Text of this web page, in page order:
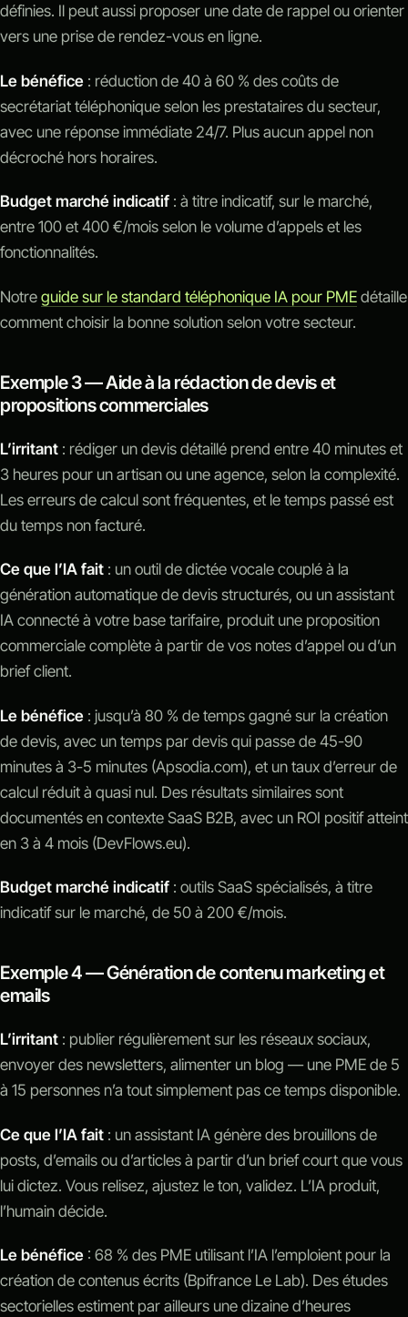
définies. Il peut aussi proposer une date de rappel ou orienter
vers une prise de rendez-vous en ligne.
Le bénéfice : réduction de 40 à 60 % des coûts de
secrétariat téléphonique selon les prestataires du secteur,
avec une réponse immédiate 24/7. Plus aucun appel non
décroché hors horaires.
Budget marché indicatif : à titre indicatif, sur le marché,
entre 100 et 400 €/mois selon le volume d’appels et les
fonctionnalités.
Notreguide sur le standard téléphonique IA pour PMEdétaille
comment choisir la bonne solution selon votre secteur.
Exemple 3 — Aide à la rédaction de devis et
propositions commerciales
L’irritant : rédiger un devis détaillé prend entre 40 minutes et
3 heures pour un artisan ou une agence, selon la complexité.
Les erreurs de calcul sont fréquentes, et le temps passé est
du temps non facturé.
Ce que l’IA fait : un outil de dictée vocale couplé à la
génération automatique de devis structurés, ou un assistant
IA connecté à votre base tarifaire, produit une proposition
commerciale complète à partir de vos notes d’appel ou d’un
brief client.
Le bénéfice : jusqu’à 80 % de temps gagné sur la création
de devis, avec un temps par devis qui passe de 45-90
minutes à 3-5 minutes (Apsodia.com), et un taux d’erreur de
calcul réduit à quasi nul. Des résultats similaires sont
documentés en contexte SaaS B2B, avec un ROI positif atteint
en 3 à 4 mois (DevFlows.eu).
Budget marché indicatif : outils SaaS spécialisés, à titre
indicatif sur le marché, de 50 à 200 €/mois.
Exemple 4 — Génération de contenu marketing et
emails
L’irritant : publier régulièrement sur les réseaux sociaux,
envoyer des newsletters, alimenter un blog — une PME de 5
à 15 personnes n’a tout simplement pas ce temps disponible.
Ce que l’IA fait : un assistant IA génère des brouillons de
posts, d’emails ou d’articles à partir d’un brief court que vous
lui dictez. Vous relisez, ajustez le ton, validez. L’IA produit,
l’humain décide.
Le bénéfice : 68 % des PME utilisant l’IA l’emploient pour la
création de contenus écrits (Bpifrance Le Lab). Des études
sectorielles estiment par ailleurs une dizaine d’heures